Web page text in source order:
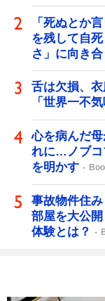
「死ぬとか
を残して自
さ」に向き
舌は欠損、
「世界一不
心を病んだ
れに…ノブコ
を明かす
事故物件住
部屋を大公
体験とは？